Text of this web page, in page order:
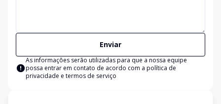
Enviar
As informações serão utilizadas para que a nossa equipe
possa entrar em contato de acordo com a política de
privacidade e termos de serviço